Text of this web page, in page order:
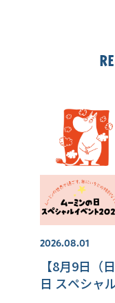
2026.08.01
【8月9日（
日 スペシャ